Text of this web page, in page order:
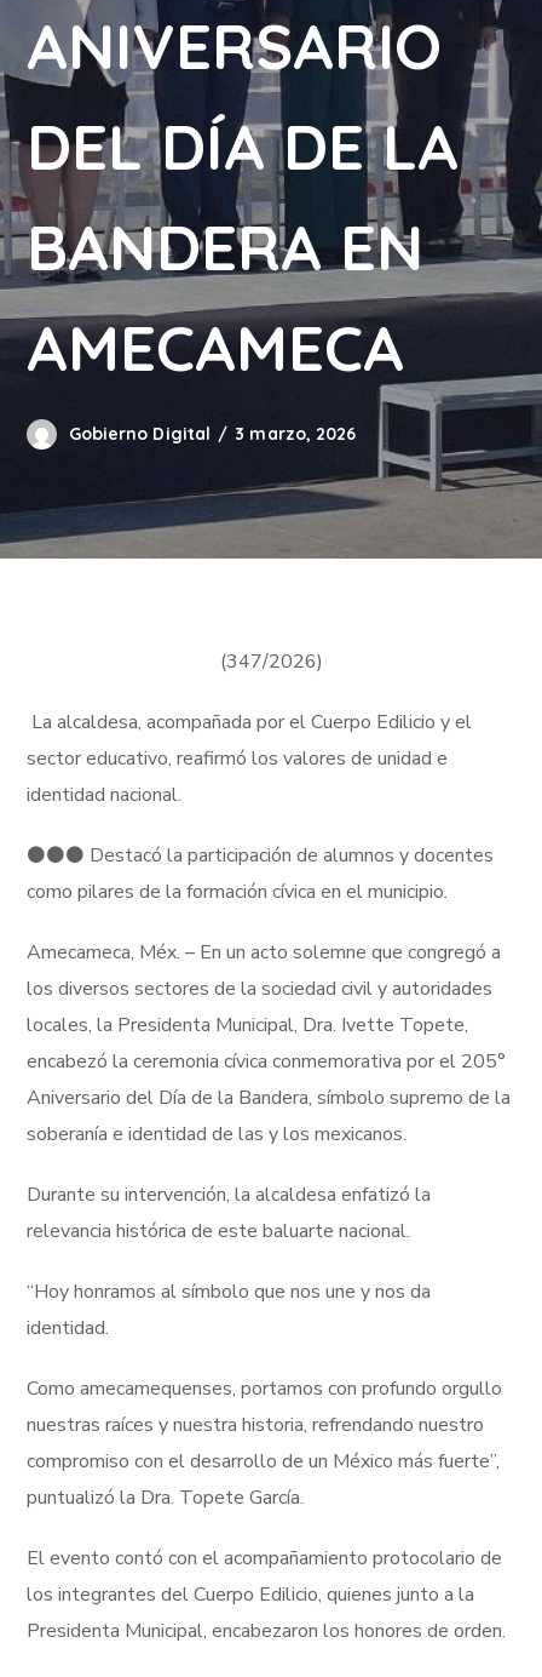
ANIVERSARIO
DEL DÍA DE LA
BANDERA EN
AMECAMECA
Gobierno Digital 3 marzo, 2026
(347/2026)
️ La alcaldesa, acompañada por el Cuerpo Edilicio y el
sector educativo, reafirmó los valores de unidad e
identidad nacional.
⚫️⚫️⚫️ Destacó la participación de alumnos y docentes
como pilares de la formación cívica en el municipio.
Amecameca, Méx. – En un acto solemne que congregó a
los diversos sectores de la sociedad civil y autoridades
locales, la Presidenta Municipal, Dra. Ivette Topete,
encabezó la ceremonia cívica conmemorativa por el 205°
Aniversario del Día de la Bandera, símbolo supremo de la
soberanía e identidad de las y los mexicanos.
Durante su intervención, la alcaldesa enfatizó la
relevancia histórica de este baluarte nacional.
“Hoy honramos al símbolo que nos une y nos da
identidad.
Como amecamequenses, portamos con profundo orgullo
nuestras raíces y nuestra historia, refrendando nuestro
compromiso con el desarrollo de un México más fuerte”,
puntualizó la Dra. Topete García.
El evento contó con el acompañamiento protocolario de
los integrantes del Cuerpo Edilicio, quienes junto a la
Presidenta Municipal, encabezaron los honores de orden.